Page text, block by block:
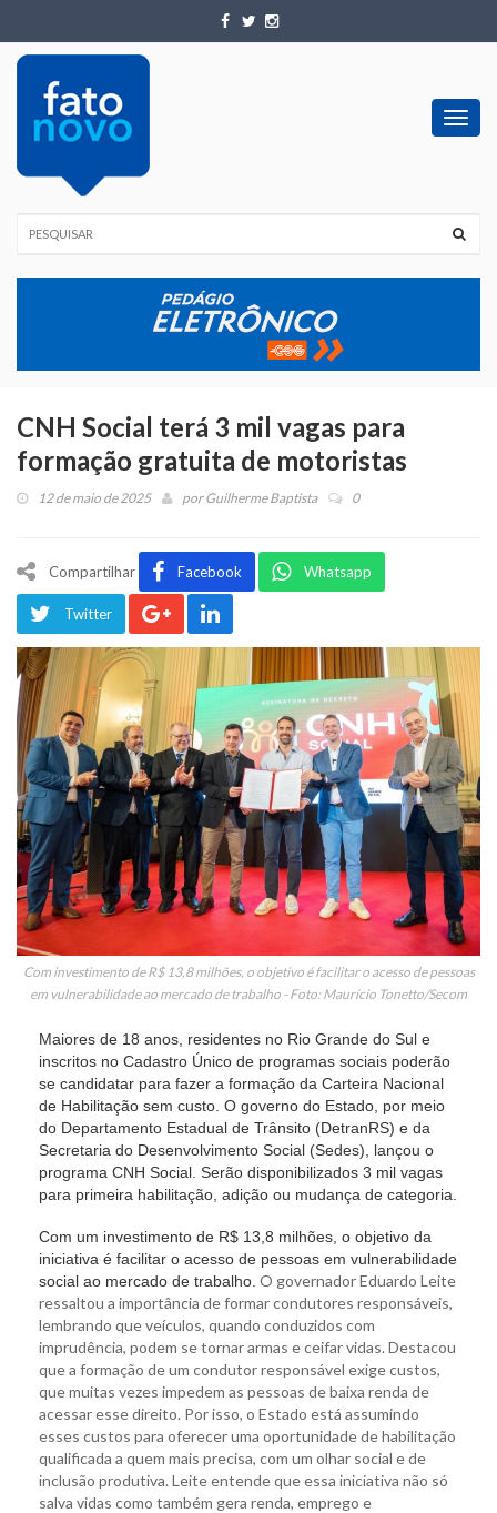
CNH Social terá 3 mil vagas para
formação gratuita de motoristas
12 de maio de 2025 porGuilherme Baptista 0
Compartilhar Facebook Whatsapp
Twitter
Com investimento de R$ 13,8 milhões, o objetivo é facilitar o acesso de pessoas
em vulnerabilidade ao mercado de trabalho - Foto: Maurício Tonetto/Secom
Maiores de 18 anos, residentes no Rio Grande do Sul e
inscritos no Cadastro Único de programas sociais poderão
se candidatar para fazer a formação da Carteira Nacional
de Habilitação sem custo. O governo do Estado, por meio
do Departamento Estadual de Trânsito (DetranRS) e da
Secretaria do Desenvolvimento Social (Sedes), lançou o
programa CNH Social. Serão disponibilizados 3 mil vagas
para primeira habilitação, adição ou mudança de categoria.
Com um investimento de R$ 13,8 milhões, o objetivo da
iniciativa é facilitar o acesso de pessoas em vulnerabilidade
social ao mercado de trabalho. O governador Eduardo Leite
ressaltou a importância de formar condutores responsáveis,
lembrando que veículos, quando conduzidos com
imprudência, podem se tornar armas e ceifar vidas. Destacou
que a formação de um condutor responsável exige custos,
que muitas vezes impedem as pessoas de baixa renda de
acessar esse direito. Por isso, o Estado está assumindo
esses custos para oferecer uma oportunidade de habilitação
qualificada a quem mais precisa, com um olhar social e de
inclusão produtiva. Leite entende que essa iniciativa não só
salva vidas como também gera renda, emprego e